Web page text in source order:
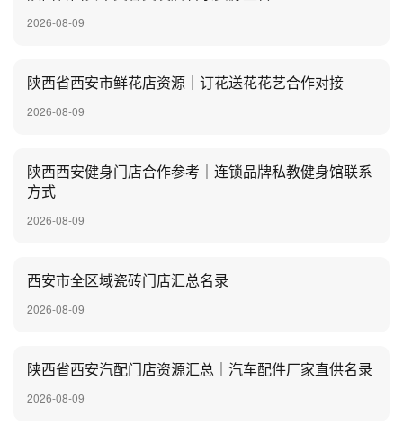
2026-08-09
陕西省西安市鲜花店资源｜订花送花花艺合作对接
2026-08-09
陕西西安健身门店合作参考｜连锁品牌私教健身馆联系
方式
2026-08-09
西安市全区域瓷砖门店汇总名录
2026-08-09
陕西省西安汽配门店资源汇总｜汽车配件厂家直供名录
2026-08-09